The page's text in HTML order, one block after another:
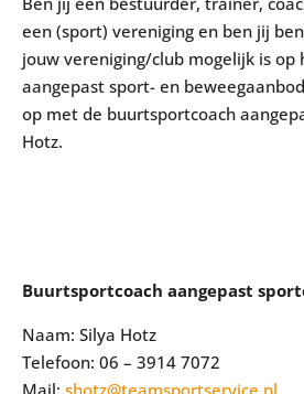
een (sport) vereniging en ben jij
jouw vereniging/club mogelijk is op
aangepast sport- en
op met de buurtsportcoach
Hotz.
Buurtsportcoach aangepast
Naam: Silya Hotz
Telefoon: 06 – 3914 7072
Mail: shotz@teamsportservice.nl